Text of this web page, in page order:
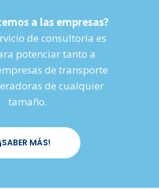
a las empresas?
de consultoría es
potenciar tanto a
de transporte
de cualquier
tamaño.
¡SABER MÁS!